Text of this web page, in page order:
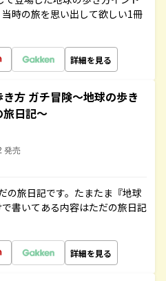
時の旅を思い出して欲しい1冊
詳細を見る
方 ガチ冒険～地球の歩き
日記～
発売
の旅日記です。たまたま『地球
書いてある内容はただの旅日記
詳細を見る